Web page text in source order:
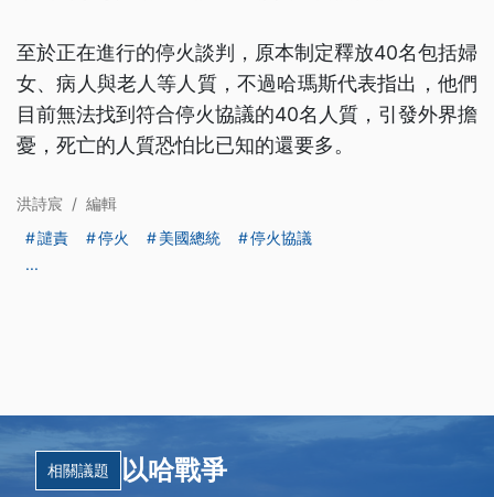
至於正在進行的停火談判，原本制定釋放40名包括婦
女、病人與老人等人質，不過哈瑪斯代表指出，他們
目前無法找到符合停火協議的40名人質，引發外界擔
憂，死亡的人質恐怕比已知的還要多。
洪詩宸 / 編輯
譴責
停火 美國總統
停火協議
...
相關議題 以哈戰爭